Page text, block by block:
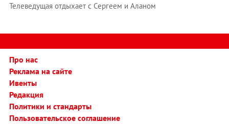
Телеведущая отдыхает с Сергеем и Аланом
Про нас
Реклама на сайте
Ивенты
Редакция
Политики и стандарты
Пользовательское соглашение